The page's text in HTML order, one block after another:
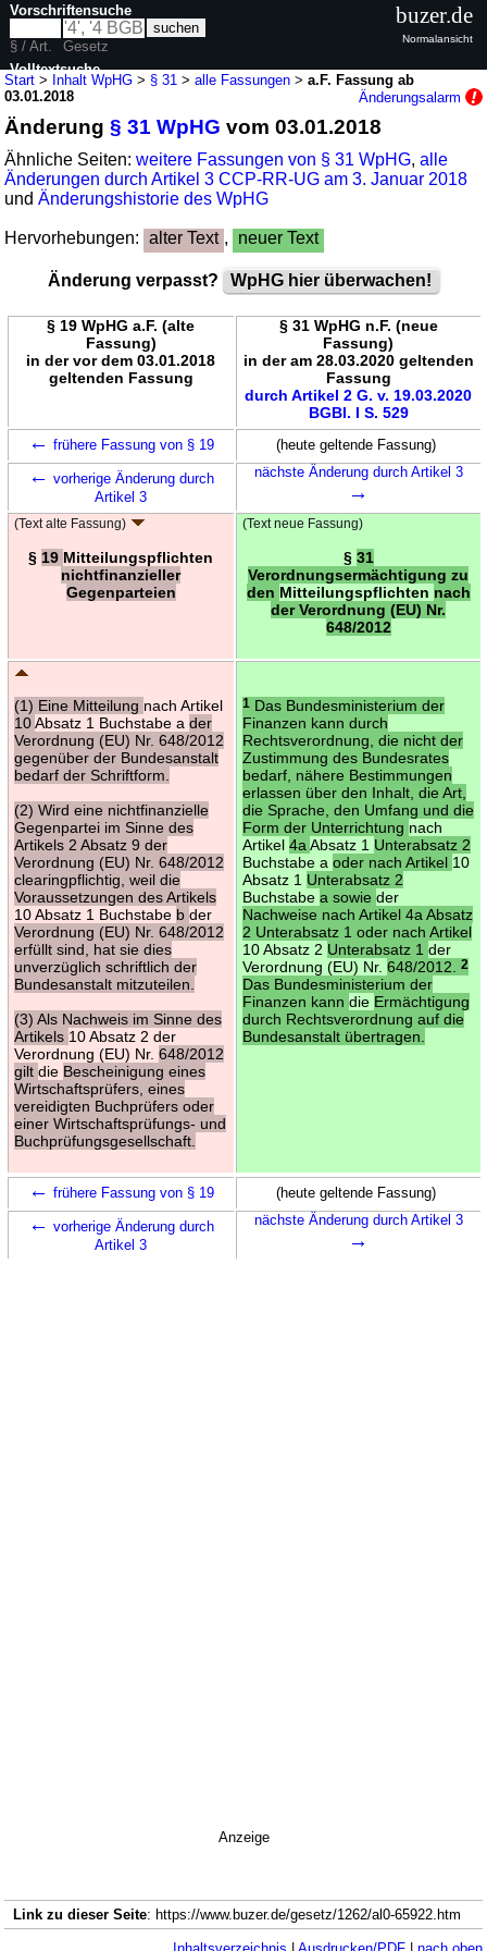
Start > Inhalt WpHG > § 31 >alle Fassungen >a.F. Fassung ab
03.01.2018
Änderungsalarm
Änderung§ 31 WpHG vom 03.01.2018
Ähnliche Seiten:weitere Fassungen von § 31 WpHG,alle
Änderungen durch Artikel 3 CCP-RR-UG am 3. Januar 2018
undÄnderungshistorie des WpHG
Hervorhebungen: alter Text , neuer Text
Änderung verpasst? WpHG hier überwachen!
§ 19 WpHG a.F. (alte
Fassung)
in der vor dem 03.01.2018
geltenden Fassung
§ 31 WpHG n.F. (neue
Fassung)
in der am 28.03.2020 geltenden
Fassung
durch Artikel 2 G. v. 19.03.2020
BGBl. I S. 529
← frühere Fassung von § 19 (heute geltende Fassung)
← vorherige Änderung durch
Artikel 3
nächste Änderung durch Artikel 3
→
(Text alte Fassung)
§ 19 Mitteilungspflichten
nichtfinanzieller
Gegenparteien
(Text neue Fassung)
§ 31
Verordnungsermächtigung zu
den Mitteilungspflichten nach
der Verordnung (EU) Nr.
648/2012
(1) Eine Mitteilung nach Artikel
10Absatz 1 Buchstabe a der
Verordnung (EU) Nr. 648/2012
gegenüber der Bundesanstalt
bedarf der Schriftform.
(2) Wird eine nichtfinanzielle
Gegenpartei im Sinne des
Artikels 2 Absatz 9 der
Verordnung (EU) Nr. 648/2012
clearingpflichtig, weil die
Voraussetzungen des Artikels
10 Absatz 1 Buchstabe b der
Verordnung (EU) Nr. 648/2012
erfüllt sind, hat sie dies
unverzüglich schriftlich der
Bundesanstalt mitzuteilen.
(3) Als Nachweis im Sinne des
Artikels 10 Absatz 2 der
Verordnung (EU) Nr. 648/2012
gilt die Bescheinigung eines
Wirtschaftsprüfers, eines
vereidigten Buchprüfers oder
einer Wirtschaftsprüfungs- und
Buchprüfungsgesellschaft.
1Das Bundesministerium der
Finanzen kann durch
Rechtsverordnung, die nicht der
Zustimmung des Bundesrates
bedarf, nähere Bestimmungen
erlassen über den Inhalt, die Art,
die Sprache, den Umfang und die
Form der Unterrichtung nach
Artikel 4a Absatz 1 Unterabsatz 2
Buchstabe a oder nach Artikel 10
Absatz 1 Unterabsatz 2
Buchstabe a sowie der
Nachweise nach Artikel 4a Absatz
2 Unterabsatz 1 oder nach Artikel
10 Absatz 2 Unterabsatz 1 der
Verordnung (EU) Nr. 648/2012. 2
Das Bundesministerium der
Finanzen kann die Ermächtigung
durch Rechtsverordnung auf die
Bundesanstalt übertragen.
← frühere Fassung von § 19 (heute geltende Fassung)
← vorherige Änderung durch
Artikel 3
nächste Änderung durch Artikel 3
→
Vorschriftensuche
§ / Art.
Gesetz
Volltextsuche
buzer.de
Normalansicht
Anzeige
Link zu dieser Seite: https://www.buzer.de/gesetz/1262/al0-65922.htm